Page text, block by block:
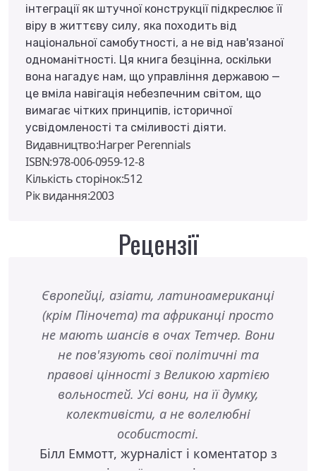
інтеграції як штучної конструкції підкреслює її
віру в життєву силу, яка походить від
національної самобутності, а не від нав'язаної
одноманітності. Ця книга безцінна, оскільки
вона нагадує нам, що управління державою —
це вміла навігація небезпечним світом, що
вимагає чітких принципів, історичної
усвідомленості та сміливості діяти.
Видавництво:Harper Perennials
ISBN:978-006-0959-12-8
Кількість сторінок:512
Рік видання:2003
Рецензії
Європейці, азіати, латиноамериканці
(крім Піночета) та африканці просто
не мають шансів в очах Тетчер. Вони
не пов'язують свої політичні та
правові цінності з Великою хартією
вольностей. Усі вони, на її думку,
колективісти, а не волелюбні
особистості.
Білл Еммотт, журналіст і коментатор з